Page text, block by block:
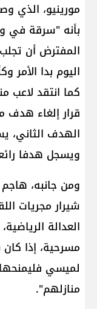
مورينيو، الذي
بأنه "سرقة في
المفترض أن تجلب
اليوم بدا
كما انتقد لاعب
قرار إلغاء هدف
الهدف الثاني،
ويسجل هدفا
ومن جانبه، هاجم
شيرار مجريات
العدالة
مسرحية، إذا
لميسي
منازلهم".